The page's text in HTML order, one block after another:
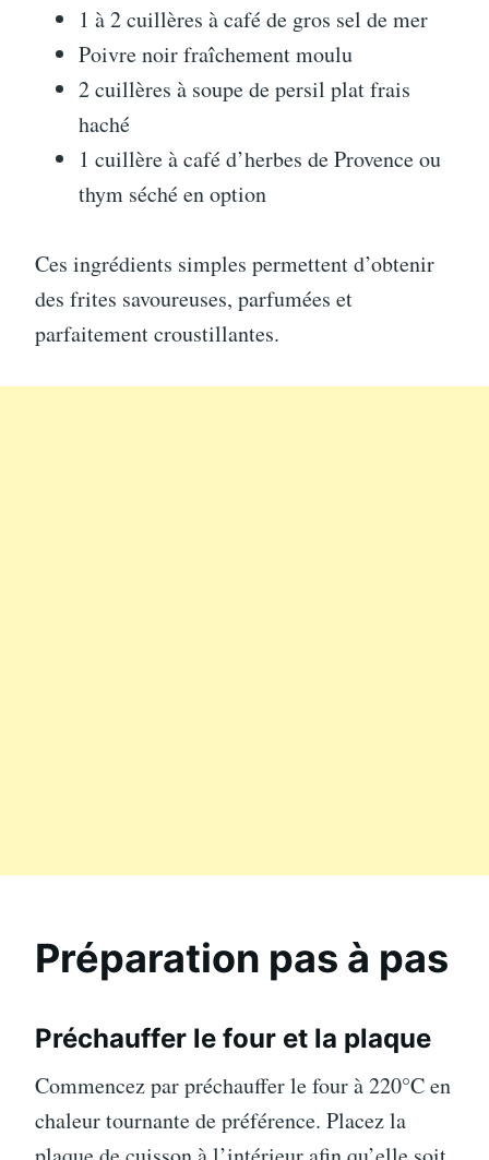
1 à 2 cuillères à café de gros sel de mer
Poivre noir fraîchement moulu
2 cuillères à soupe de persil plat frais
haché
1 cuillère à café d’herbes de Provence ou
thym séché en option
Ces ingrédients simples permettent d’obtenir
des frites savoureuses, parfumées et
parfaitement croustillantes.
Préparation pas à pas
Préchauffer le four et la plaque
Commencez par préchauffer le four à 220°C en
chaleur tournante de préférence. Placez la